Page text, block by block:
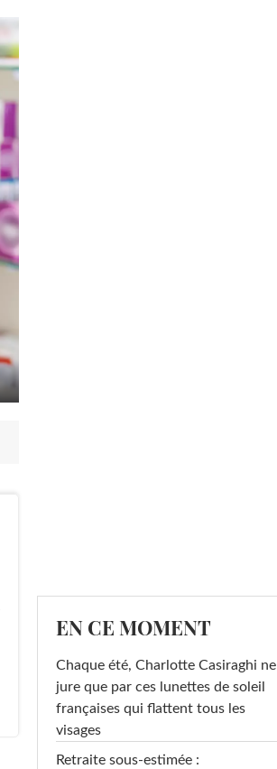
EN CE MOMENT
Chaque été, Charlotte Casiraghi ne
jure que par ces lunettes de soleil
françaises qui flattent tous les
visages
Retraite sous-estimée :